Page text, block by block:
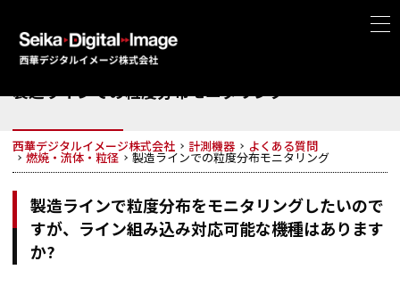
西華デジタルイメージ株式会社 計測機器 よくある質問
燃焼・流体・粒径 製造ラインでの粒度分布モニタリング
製造ラインでの粒度分布モニタリング
製造ラインで粒度分布をモニタリングしたいので
すが、ライン組み込み対応可能な機種はあります
か?